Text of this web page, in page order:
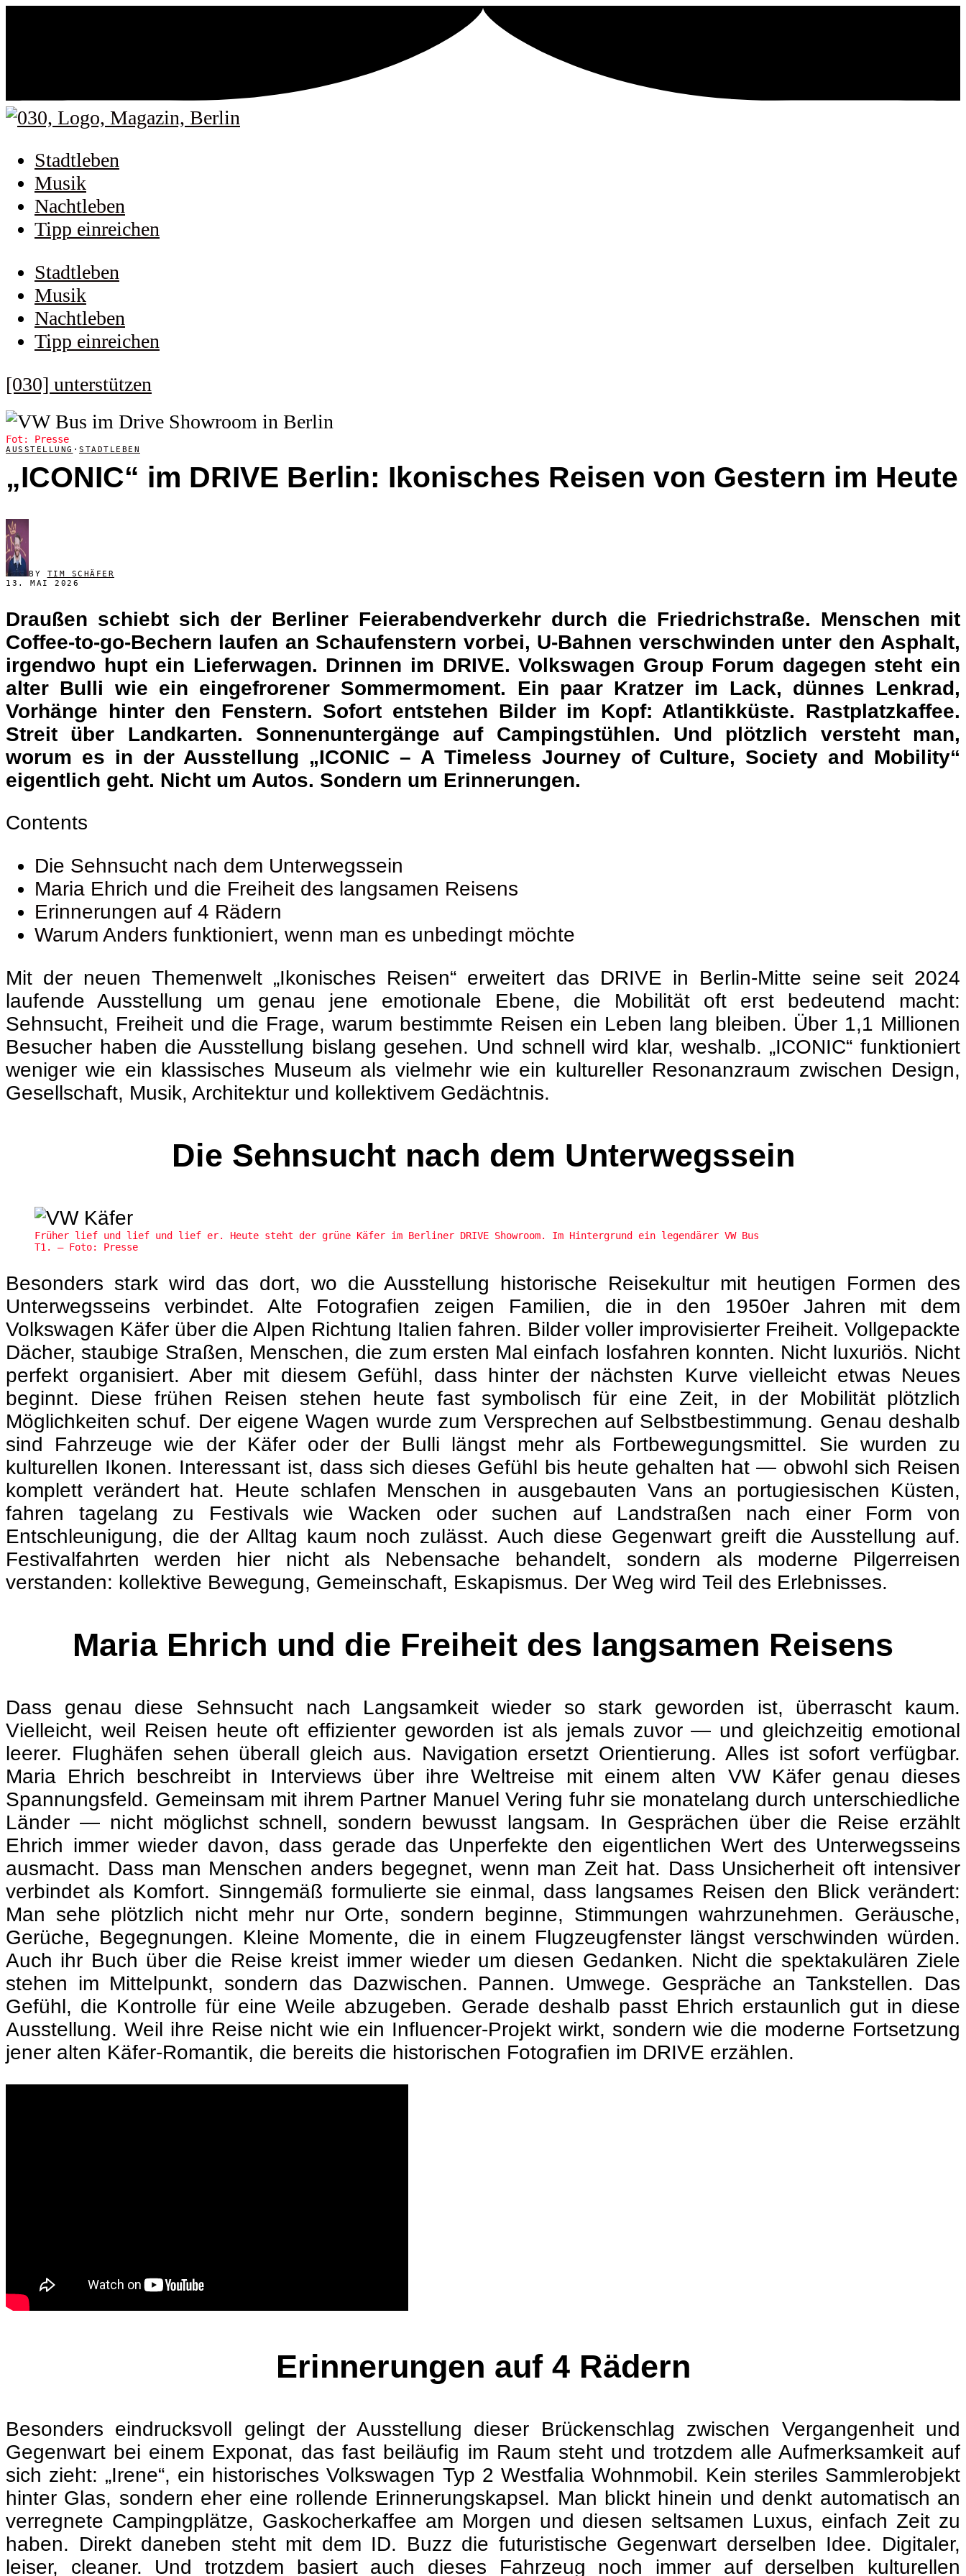
Stadtleben
Musik
Nachtleben
Tipp einreichen
Stadtleben
Musik
Nachtleben
Tipp einreichen
[030] unterstützen
Fot: Presse
AUSSTELLUNG · STADTLEBEN
„ICONIC“ im DRIVE Berlin: Ikonisches Reisen von Gestern im Heute
BY TIM SCHÄFER
13. MAI 2026
Draußen schiebt sich der Berliner Feierabendverkehr durch die Friedrichstraße. Menschen mit
Coffee-to-go-Bechern laufen an Schaufenstern vorbei, U-Bahnen verschwinden unter den Asphalt,
irgendwo hupt ein Lieferwagen. Drinnen im DRIVE. Volkswagen Group Forum dagegen steht ein
alter Bulli wie ein eingefrorener Sommermoment. Ein paar Kratzer im Lack, dünnes Lenkrad,
Vorhänge hinter den Fenstern. Sofort entstehen Bilder im Kopf: Atlantikküste. Rastplatzkaffee.
Streit über Landkarten. Sonnenuntergänge auf Campingstühlen. Und plötzlich versteht man,
worum es in der Ausstellung „ICONIC – A Timeless Journey of Culture, Society and Mobility“
eigentlich geht. Nicht um Autos. Sondern um Erinnerungen.
Contents
Die Sehnsucht nach dem Unterwegssein
Maria Ehrich und die Freiheit des langsamen Reisens
Erinnerungen auf 4 Rädern
Warum Anders funktioniert, wenn man es unbedingt möchte
Mit der neuen Themenwelt „Ikonisches Reisen“ erweitert das DRIVE in Berlin-Mitte seine seit 2024
laufende Ausstellung um genau jene emotionale Ebene, die Mobilität oft erst bedeutend macht:
Sehnsucht, Freiheit und die Frage, warum bestimmte Reisen ein Leben lang bleiben. Über 1,1 Millionen
Besucher haben die Ausstellung bislang gesehen. Und schnell wird klar, weshalb. „ICONIC“ funktioniert
weniger wie ein klassisches Museum als vielmehr wie ein kultureller Resonanzraum zwischen Design,
Gesellschaft, Musik, Architektur und kollektivem Gedächtnis.
Die Sehnsucht nach dem Unterwegssein
Früher lief und lief und lief er. Heute steht der grüne Käfer im Berliner DRIVE Showroom. Im Hintergrund ein legendärer VW Bus
T1. – Foto: Presse
Besonders stark wird das dort, wo die Ausstellung historische Reisekultur mit heutigen Formen des
Unterwegsseins verbindet. Alte Fotografien zeigen Familien, die in den 1950er Jahren mit dem
Volkswagen Käfer über die Alpen Richtung Italien fahren. Bilder voller improvisierter Freiheit. Vollgepackte
Dächer, staubige Straßen, Menschen, die zum ersten Mal einfach losfahren konnten. Nicht luxuriös. Nicht
perfekt organisiert. Aber mit diesem Gefühl, dass hinter der nächsten Kurve vielleicht etwas Neues
beginnt. Diese frühen Reisen stehen heute fast symbolisch für eine Zeit, in der Mobilität plötzlich
Möglichkeiten schuf. Der eigene Wagen wurde zum Versprechen auf Selbstbestimmung. Genau deshalb
sind Fahrzeuge wie der Käfer oder der Bulli längst mehr als Fortbewegungsmittel. Sie wurden zu
kulturellen Ikonen. Interessant ist, dass sich dieses Gefühl bis heute gehalten hat — obwohl sich Reisen
komplett verändert hat. Heute schlafen Menschen in ausgebauten Vans an portugiesischen Küsten,
fahren tagelang zu Festivals wie Wacken oder suchen auf Landstraßen nach einer Form von
Entschleunigung, die der Alltag kaum noch zulässt. Auch diese Gegenwart greift die Ausstellung auf.
Festivalfahrten werden hier nicht als Nebensache behandelt, sondern als moderne Pilgerreisen
verstanden: kollektive Bewegung, Gemeinschaft, Eskapismus. Der Weg wird Teil des Erlebnisses.
Maria Ehrich und die Freiheit des langsamen Reisens
Dass genau diese Sehnsucht nach Langsamkeit wieder so stark geworden ist, überrascht kaum.
Vielleicht, weil Reisen heute oft effizienter geworden ist als jemals zuvor — und gleichzeitig emotional
leerer. Flughäfen sehen überall gleich aus. Navigation ersetzt Orientierung. Alles ist sofort verfügbar.
Maria Ehrich beschreibt in Interviews über ihre Weltreise mit einem alten VW Käfer genau dieses
Spannungsfeld. Gemeinsam mit ihrem Partner Manuel Vering fuhr sie monatelang durch unterschiedliche
Länder — nicht möglichst schnell, sondern bewusst langsam. In Gesprächen über die Reise erzählt
Ehrich immer wieder davon, dass gerade das Unperfekte den eigentlichen Wert des Unterwegsseins
ausmacht. Dass man Menschen anders begegnet, wenn man Zeit hat. Dass Unsicherheit oft intensiver
verbindet als Komfort. Sinngemäß formulierte sie einmal, dass langsames Reisen den Blick verändert:
Man sehe plötzlich nicht mehr nur Orte, sondern beginne, Stimmungen wahrzunehmen. Geräusche,
Gerüche, Begegnungen. Kleine Momente, die in einem Flugzeugfenster längst verschwinden würden.
Auch ihr Buch über die Reise kreist immer wieder um diesen Gedanken. Nicht die spektakulären Ziele
stehen im Mittelpunkt, sondern das Dazwischen. Pannen. Umwege. Gespräche an Tankstellen. Das
Gefühl, die Kontrolle für eine Weile abzugeben. Gerade deshalb passt Ehrich erstaunlich gut in diese
Ausstellung. Weil ihre Reise nicht wie ein Influencer-Projekt wirkt, sondern wie die moderne Fortsetzung
jener alten Käfer-Romantik, die bereits die historischen Fotografien im DRIVE erzählen.
Erinnerungen auf 4 Rädern
Besonders eindrucksvoll gelingt der Ausstellung dieser Brückenschlag zwischen Vergangenheit und
Gegenwart bei einem Exponat, das fast beiläufig im Raum steht und trotzdem alle Aufmerksamkeit auf
sich zieht: „Irene“, ein historisches Volkswagen Typ 2 Westfalia Wohnmobil. Kein steriles Sammlerobjekt
hinter Glas, sondern eher eine rollende Erinnerungskapsel. Man blickt hinein und denkt automatisch an
verregnete Campingplätze, Gaskocherkaffee am Morgen und diesen seltsamen Luxus, einfach Zeit zu
haben. Direkt daneben steht mit dem ID. Buzz die futuristische Gegenwart derselben Idee. Digitaler,
leiser, cleaner. Und trotzdem basiert auch dieses Fahrzeug noch immer auf derselben kulturellen